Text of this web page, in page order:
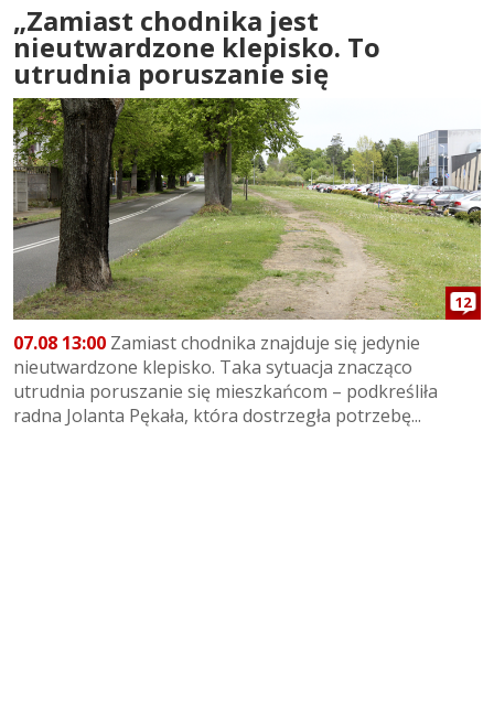
„Zamiast chodnika jest
nieutwardzone klepisko. To
utrudnia poruszanie się
12
07.08 13:00 Zamiast chodnika znajduje się jedynie
nieutwardzone klepisko. Taka sytuacja znacząco
utrudnia poruszanie się mieszkańcom – podkreśliła
radna Jolanta Pękała, która dostrzegła potrzebę...